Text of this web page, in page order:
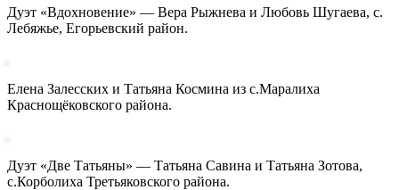
Дуэт «Вдохновение» — Вера Рыжнева и Любовь Шугаева, с.
Лебяжье, Егорьевский район.
Елена Залесских и Татьяна Космина из с.Маралиха
Краснощёковского района.
Дуэт «Две Татьяны» — Татьяна Савина и Татьяна Зотова,
с.Корболиха Третьяковского района.